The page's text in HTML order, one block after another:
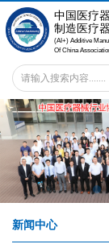
中国医疗
制造医疗
(AI+) Additive
Of China
首页
关于专委会
会员之窗
新闻中心
专委会服务
法规标准
专委会刊物
新闻中心